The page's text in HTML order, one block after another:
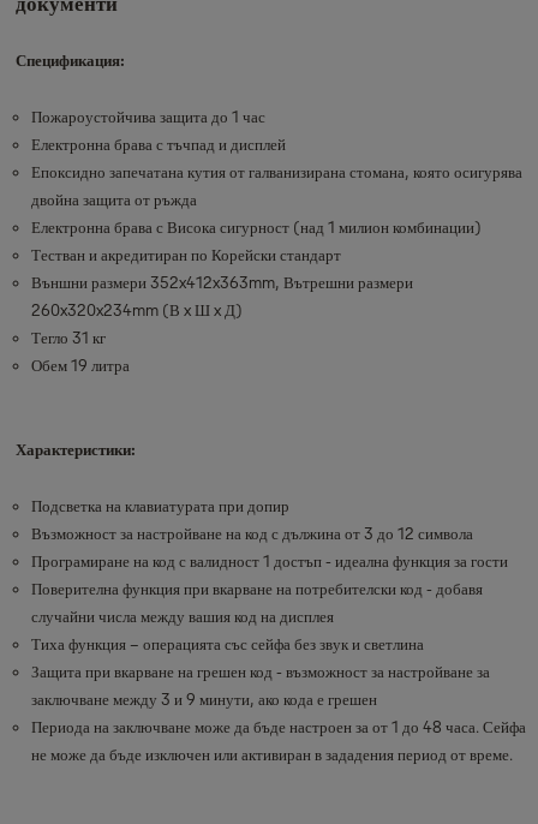
Спецификация:
Пожароустойчива защита до 1 час
Електронна брава с тъчпад и дисплей
Епоксидно запечатана кутия от галванизирана стомана, която осигурява
двойна защита от ръжда
Електронна брава с Висока сигурност (над 1 милион комбинации)
Тестван и акредитиран по Корейски стандарт
Външни размери 352x412x363mm, Вътрешни размери
260x320x234mm (В x Ш x Д)
Тегло 31 кг
Обем 19 литра
Характеристики:
Подсветка на клавиатурата при допир
Възможност за настройване на код с дължина от 3 до 12 символа
Програмиране на код с валидност 1 достъп - идеална функция за гости
Поверителна функция при вкарване на потребителски код - добавя
случайни числа между вашия код на дисплея
Тиха функция – операцията със сейфа без звук и светлина
Защита при вкарване на грешен код - възможност за настройване за
заключване между 3 и 9 минути, ако кода е грешен
Периода на заключване може да бъде настроен за от 1 до 48 часа. Сейфа
не може да бъде изключен или активиран в зададения период от време.